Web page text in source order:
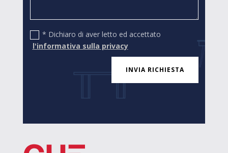
* Dichiaro di aver letto ed accettato
l'informativa sulla privacy
INVIA RICHIESTA